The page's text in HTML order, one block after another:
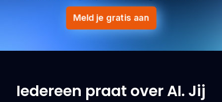
Meld je gratis aan
Iedereen praat over AI. Jij